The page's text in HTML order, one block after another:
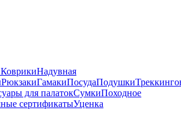
КоврикиНадувная
РюкзакиГамакиПосудаПодушки
для палатокСумкиПоходное
сертификатыУценка